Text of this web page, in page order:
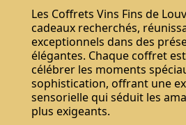
Les Coffrets Vins Fins de
cadeaux recherchés,
exceptionnels dans des
élégantes. Chaque coffret
célébrer les moments
sophistication, offrant une
sensorielle qui séduit les
plus exigeants.